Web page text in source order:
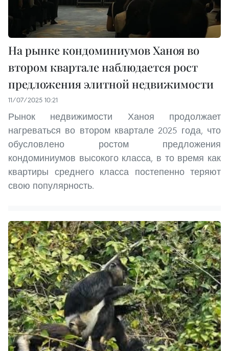
На рынке кондоминиумов Ханоя во
втором квартале наблюдается рост
предложения элитной недвижимости
11/07/2025 10:21
Рынок недвижимости Ханоя продолжает
нагреваться во втором квартале 2025 года, что
обусловлено ростом предложения
кондоминиумов высокого класса, в то время как
квартиры среднего класса постепенно теряют
свою популярность.